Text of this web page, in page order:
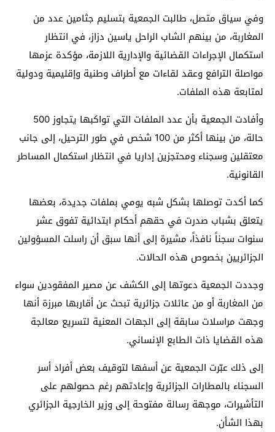
وفي سياق متصل، طالبت الجمعية بتسليم جثامين عدد من
المغاربة، من بينهم الشاب الراحل ياسين دزاز، في انتظار
استكمال الإجراءات القضائية والإدارية اللازمة، مؤكدة عزمها
مواصلة الترافع وعقد لقاءات مع أطراف وطنية وإقليمية ودولية
لمتابعة هذه الملفات.
وأفادت الجمعية بأن عدد الملفات التي تواكبها يتجاوز 500
حالة، من بينها أكثر من 100 شخص في طور الترحيل، إلى جانب
معتقلين وسجناء ومحتجزين إداريا في انتظار استكمال المساطر
القانونية.
كما أكدت توصلها بشكل شبه يومي بملفات جديدة، بعضها
يتعلق بشباب صدرت في حقهم أحكام ابتدائية تفوق عشر
سنوات سجناً نافذاً، مشيرة إلى أنها سبق أن راسلت المسؤولين
الجزائريين بخصوص هذه الحالات.
وجددت الجمعية دعوتها إلى الكشف عن مصير المفقودين سواء
من المغاربة أو من عائلات جزائرية تبحث عن أقاربها مبرزة أنها
وجهت مراسلات سابقة إلى الجهات المعنية لتسريع معالجة
هذه القضايا ذات الطابع الإنساني.
إلى ذلك عبّرت الجمعية عن أسفها لتوقيف بعض أفراد أسر
السجناء بالمطارات الجزائرية وإعادتهم رغم حصولهم على
التأشيرات، موجهة رسالة مفتوحة إلى وزير الخارجية الجزائري
بهذا الشأن.